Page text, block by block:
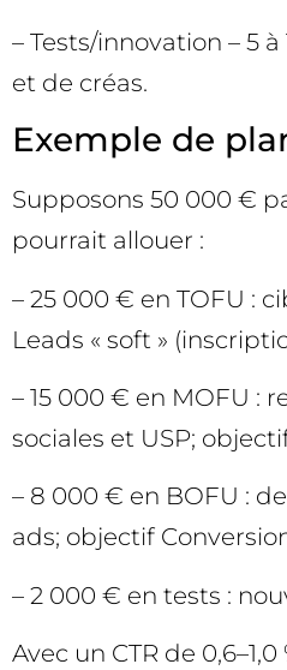
– Tests/innovation – 5
et de créas.
Exemple de
Supposons 50 000 €
pourrait allouer :
– 25 000 € en TOFU :
Leads « soft »
– 15 000 € en MOFU :
sociales et USP;
– 8 000 € en BOFU :
ads; objectif
– 2 000 € en tests :
Avec un CTR de